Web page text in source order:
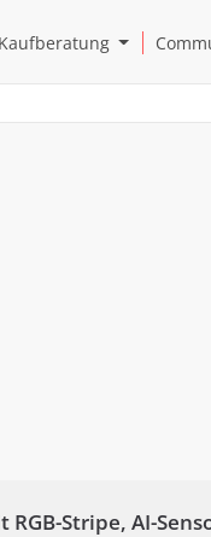
Tests Submenu
Kaufberatung Open
RGB-Stripe, AI-